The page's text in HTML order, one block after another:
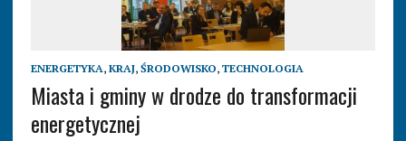
ENERGETYKA, KRAJ, ŚRODOWISKO, TECHNOLOGIA
Miasta i gminy w drodze do transformacji
energetycznej